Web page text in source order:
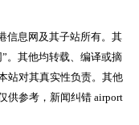
息网及其子站所有。其
。其他均转载、编译或摘
站对其真实性负责。其他
供参考，新闻纠错 airport